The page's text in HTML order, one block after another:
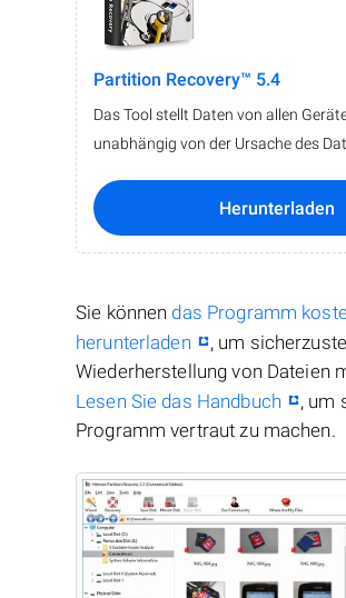
Partition Recovery™ 5.4
Das Tool stellt Daten von allen
unabhängig von der Ursache des
Herunterladen
Sie können das Programm
herunterladen
, um
Wiederherstellung von Dateien
Lesen Sie das Handbuch
, um
Programm vertraut zu machen.